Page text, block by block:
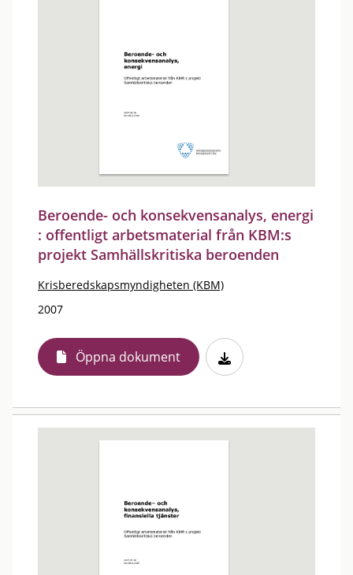
Beroende- och konsekvensanalys, energi
: offentligt arbetsmaterial från KBM:s
projekt Samhällskritiska beroenden
Krisberedskapsmyndigheten (KBM)
2007
Öppna dokument